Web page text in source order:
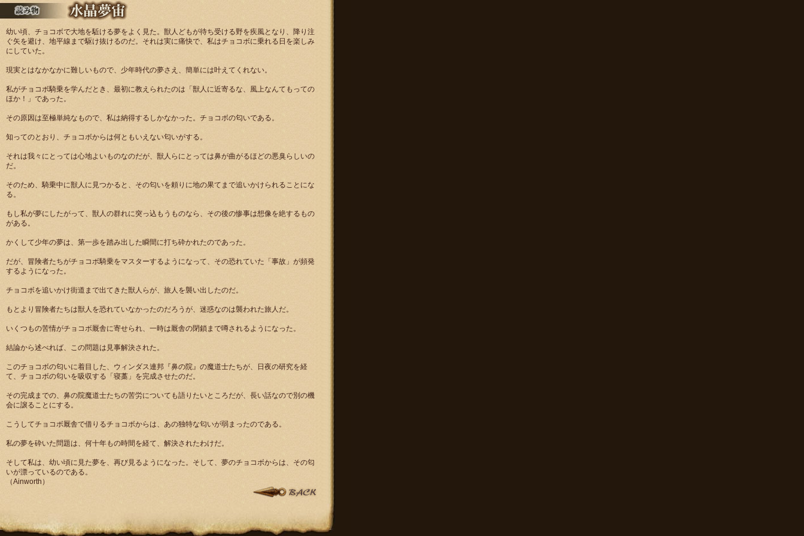
幼い頃、チョコボで大地を駈ける夢をよく見た。獣人どもが待ち受ける野を疾風となり、降り注
ぐ矢を避け、地平線まで駆け抜けるのだ。それは実に痛快で、私はチョコボに乗れる日を楽しみ
にしていた。
現実とはなかなかに難しいもので、少年時代の夢さえ、簡単には叶えてくれない。
私がチョコボ騎乗を学んだとき、最初に教えられたのは「獣人に近寄るな、風上なんてもっての
ほか！」であった。
その原因は至極単純なもので、私は納得するしかなかった。チョコボの匂いである。
知ってのとおり、チョコボからは何ともいえない匂いがする。
それは我々にとっては心地よいものなのだが、獣人らにとっては鼻が曲がるほどの悪臭らしいの
だ。
そのため、騎乗中に獣人に見つかると、その匂いを頼りに地の果てまで追いかけられることにな
る。
もし私が夢にしたがって、獣人の群れに突っ込もうものなら、その後の惨事は想像を絶するもの
がある。
かくして少年の夢は、第一歩を踏み出した瞬間に打ち砕かれたのであった。
だが、冒険者たちがチョコボ騎乗をマスターするようになって、その恐れていた「事故」が頻発
するようになった。
チョコボを追いかけ街道まで出てきた獣人らが、旅人を襲い出したのだ。
もとより冒険者たちは獣人を恐れていなかったのだろうが、迷惑なのは襲われた旅人だ。
いくつもの苦情がチョコボ厩舎に寄せられ、一時は厩舎の閉鎖まで噂されるようになった。
結論から述べれば、この問題は見事解決された。
このチョコボの匂いに着目した、ウィンダス連邦『鼻の院』の魔道士たちが、日夜の研究を経
て、チョコボの匂いを吸収する「寝藁」を完成させたのだ。
その完成までの、鼻の院魔道士たちの苦労についても語りたいところだが、長い話なので別の機
会に譲ることにする。
こうしてチョコボ厩舎で借りるチョコボからは、あの独特な匂いが弱まったのである。
私の夢を砕いた問題は、何十年もの時間を経て、解決されたわけだ。
そして私は、幼い頃に見た夢を、再び見るようになった。そして、夢のチョコボからは、その匂
いが漂っているのである。
（Ainworth）